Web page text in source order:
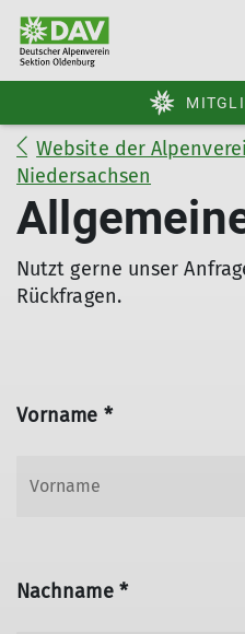
Website der
Niedersachsen
Nutzt gerne unser
Rückfragen.
Vorname *
Nachname *